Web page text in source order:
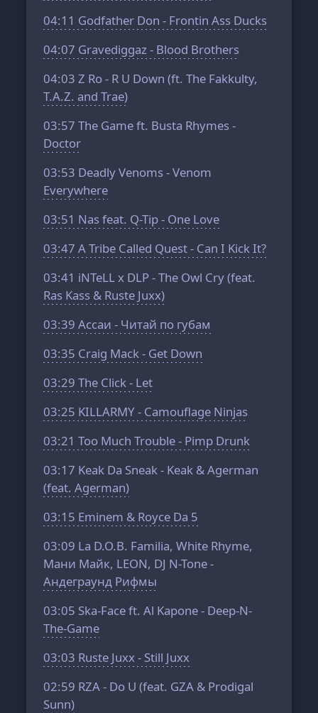
04:11 Godfather Don - Frontin Ass Ducks
04:07 Gravediggaz - Blood Brothers
04:03 Z Ro - R U Down (ft. The Fakkulty,
T.A.Z. and Trae)
03:57 The Game ft. Busta Rhymes -
Doctor
03:53 Deadly Venoms - Venom
Everywhere
03:51 Nas feat. Q-Tip - One Love
03:47 A Tribe Called Quest - Can I Kick It?
03:41 iNTeLL x DLP - The Owl Cry (feat.
Ras Kass & Ruste Juxx)
03:39 Ассаи - Читай по губам
03:35 Craig Mack - Get Down
03:29 The Click - Let
03:25 KILLARMY - Camouflage Ninjas
03:21 Too Much Trouble - Pimp Drunk
03:17 Keak Da Sneak - Keak & Agerman
(feat. Agerman)
03:15 Eminem & Royce Da 5
03:09 La D.O.B. Familia, White Rhyme,
Мани Майк, LEON, DJ N-Tone -
Андеграунд Рифмы
03:05 Ska-Face ft. Al Kapone - Deep-N-
The-Game
03:03 Ruste Juxx - Still Juxx
02:59 RZA - Do U (feat. GZA & Prodigal
Sunn)